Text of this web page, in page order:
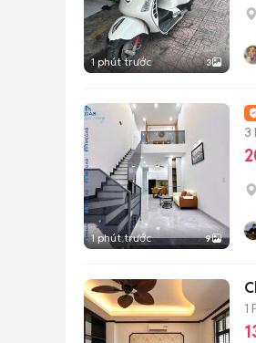
1 phút trước 3
1 phút trước 9
3
1